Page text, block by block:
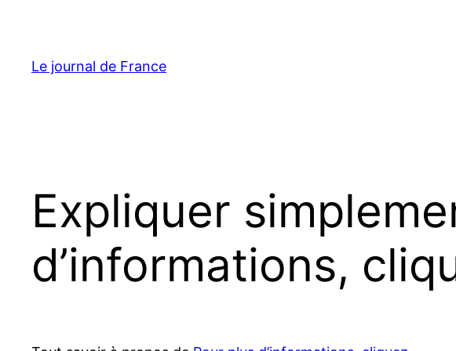
contenu
Le journal de France
Expliquer
d’informations,